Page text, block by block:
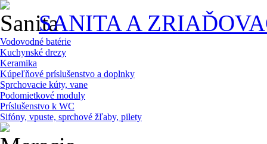
SANITA A
Vodovodné batérie
Kuchynské drezy
Keramika
Kúpeľňové príslušenstvo a doplnky
Sprchovacie kúty, vane
Podomietkové moduly
Príslušenstvo k WC
Sifóny, vpuste, sprchové žľaby, pilety